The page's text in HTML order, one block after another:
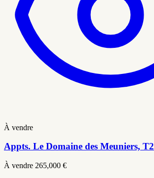
À vendre
Appts. Le Domaine des Meuniers, T2
À vendre 265,000 €